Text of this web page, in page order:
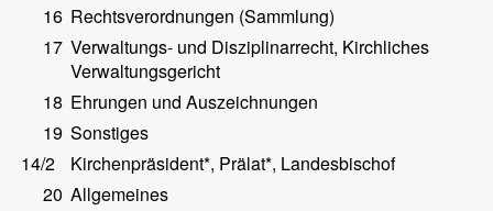
16 Rechtsverordnungen (Sammlung)
17 Verwaltungs- und Disziplinarrecht, Kirchliches
Verwaltungsgericht
18 Ehrungen und Auszeichnungen
19 Sonstiges
14/2
Kirchenpräsident*, Prälat*, Landesbischof
20 Allgemeines